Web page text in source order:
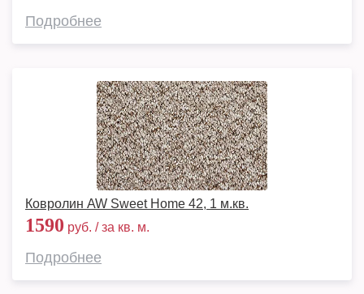
Подробнее
Ковролин AW Sweet Home 42, 1 м.кв.
1590 руб. / за кв. м.
Подробнее